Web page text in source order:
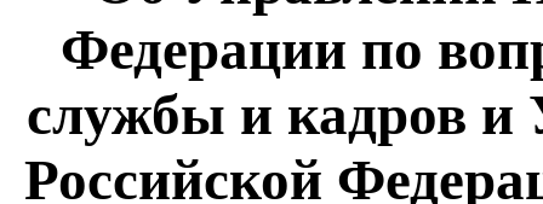
Федерации по
службы и кадров и
Российской